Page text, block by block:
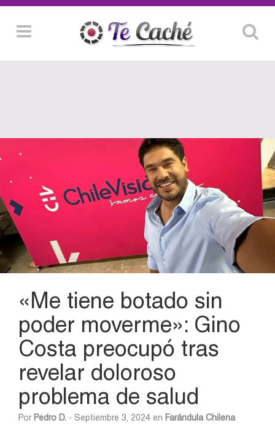
«Me tiene botado sin
poder moverme»: Gino
Costa preocupó tras
revelar doloroso
problema de salud
Por Pedro D. - Septiembre 3, 2024 en Farándula Chilena